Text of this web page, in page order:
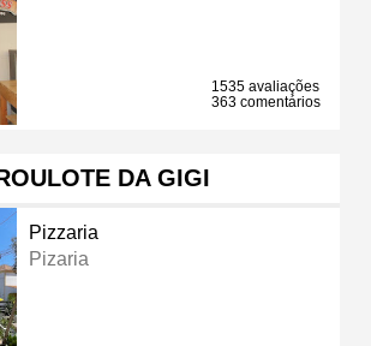
1535 avaliações
363 comentários
DA GIGI
Pizzaria
Pizaria